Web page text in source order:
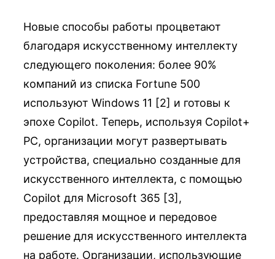
Новые способы работы процветают
благодаря искусственному интеллекту
следующего поколения: более 90%
компаний из списка Fortune 500
используют Windows 11 [2] и готовы к
эпохе Copilot. Теперь, используя Copilot+
PC, организации могут развертывать
устройства, специально созданные для
искусственного интеллекта, с помощью
Copilot для Microsoft 365 [3],
предоставляя мощное и передовое
решение для искусственного интеллекта
на работе. Организации, использующие